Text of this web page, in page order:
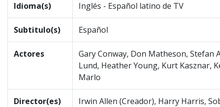
Idioma(s) Inglés - Español latino de TV
Subtitulo(s) Español
Actores
Gary Conway, Don Matheson,
Lund, Heather Young, Kurt Kasznar,
Marlo
Director(es)
Irwin Allen (Creador), Harry Harris,